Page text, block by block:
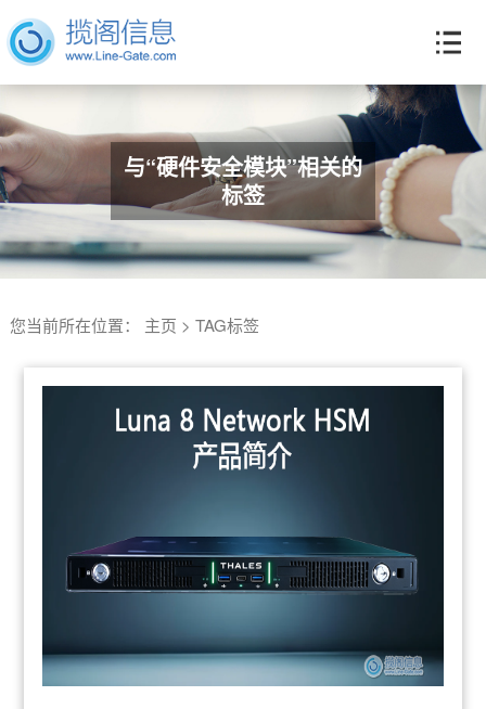
与“硬件安全模块”相关的
标签
您当前所在位置： 主页 > TAG标签